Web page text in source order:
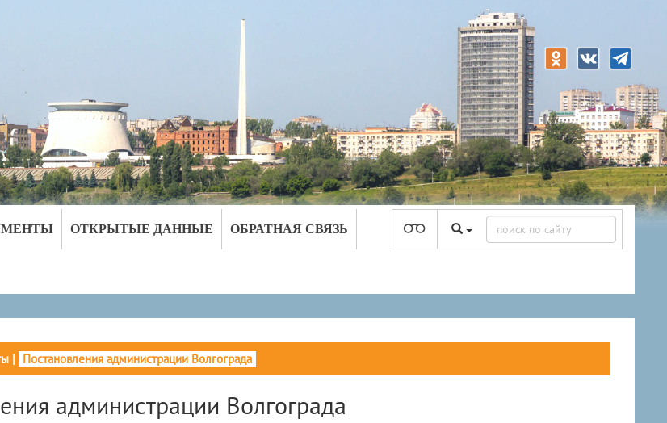
ОТКРЫТЫЕ ДАННЫЕ ОБРАТНАЯ СВЯЗЬ
| Постановления администрации Волгограда
администрации Волгограда